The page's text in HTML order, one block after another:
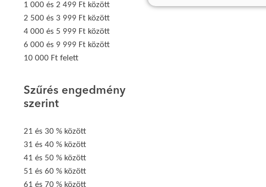
1 000 és 2 499 Ft között
2 500 és 3 999 Ft között
4 000 és 5 999 Ft között
6 000 és 9 999 Ft között
10 000 Ft felett
Szűrés engedmény
szerint
21 és 30 % között
31 és 40 % között
41 és 50 % között
51 és 60 % között
61 és 70 % között